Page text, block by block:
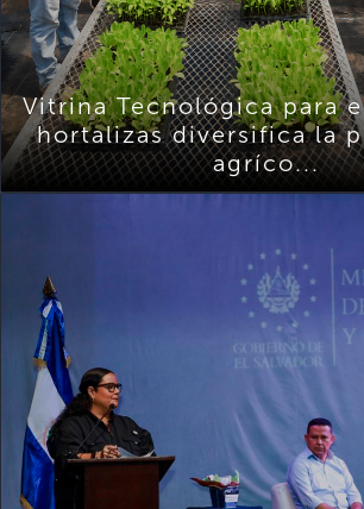
Vitrina Tecnológica para
hortalizas diversifica la
agríco...